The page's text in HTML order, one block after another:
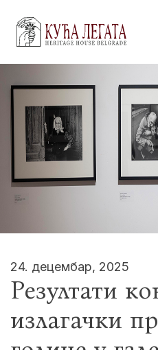
24. децембар, 2025
Резултати
излагачки